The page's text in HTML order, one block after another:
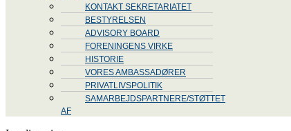
KONTAKT SEKRETARIATET
BESTYRELSEN
ADVISORY BOARD
FORENINGENS VIRKE
HISTORIE
VORES AMBASSADØRER
PRIVATLIVSPOLITIK
SAMARBEJDSPARTNERE/STØTTET
AF